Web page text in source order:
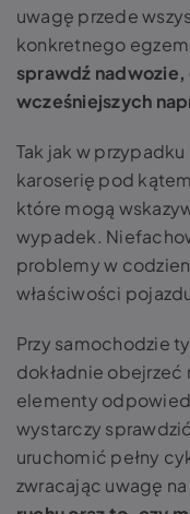
uwagę przede
konkretnego
sprawdź
wcześniejszych
Tak jak w
karoserię pod
które mogą
wypadek.
problemy w
właściwości
Przy samochodzie
dokładnie obejrzeć
elementy
wystarczy
uruchomić pełny
zwracając uwagę na